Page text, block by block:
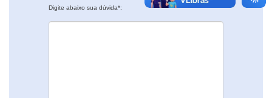
Digite abaixo sua dúvida*: